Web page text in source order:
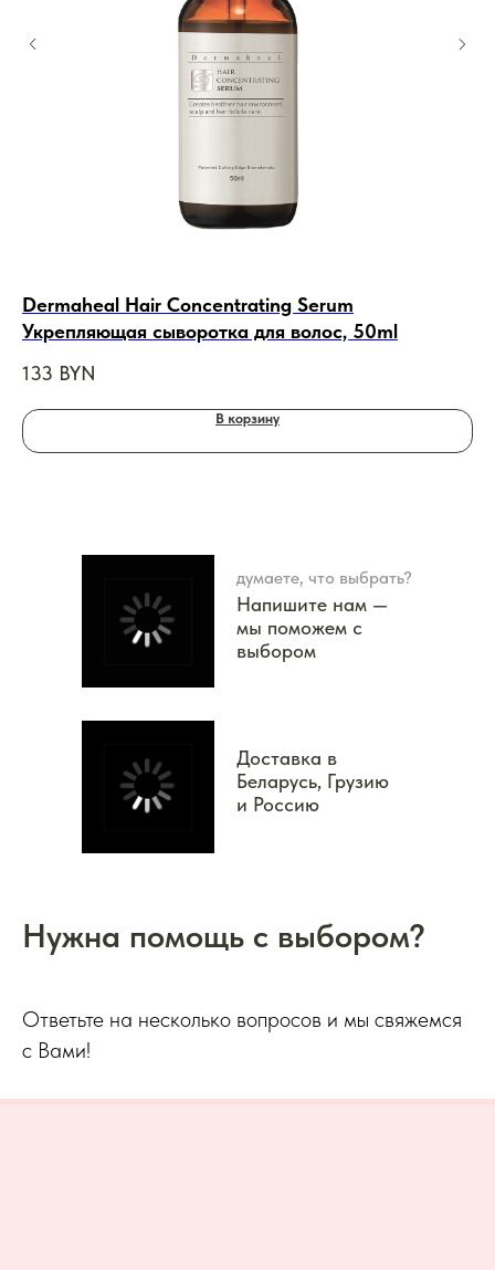
Dermaheal Hair Concentrating Serum
Укрепляющая сыворотка для волос, 50ml
133 BYN
В корзину
думаете, что выбрать?
Напишите нам —
мы поможем с
выбором
Доставка в
Беларусь, Грузию
и Россию
Нужна помощь с выбором?
Ответьте на несколько вопросов и мы свяжемся
с Вами!